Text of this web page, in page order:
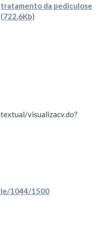
tratamento da pediculose
(722.6Kb)
visualizacv.do?
1044/1500